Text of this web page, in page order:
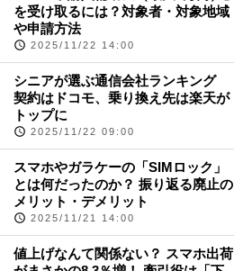
を受け取るには？対象者・対象地域
や申請方法
2025/11/22 14:00
シニアが選ぶ通信会社ランキング
契約はドコモ、乗り換え先は楽天が
トップに
2025/11/22 09:00
スマホやガラケーの「SIMロック」
とは何だったのか？ 振り返る廃止の
メリット・デメリット
2025/11/21 14:00
値上げなんて関係ない？ スマホ出荷